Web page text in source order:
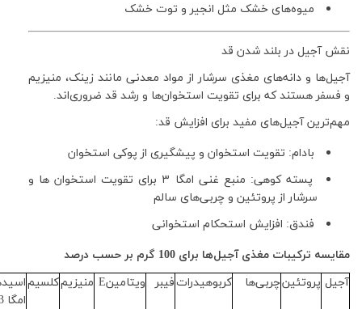
میوه‌های خشک مثل انجیر و توت خشک
نقش آجیل در بلند شدن قد
آجیل‌ها و دانه‌های مغذی سرشار از مواد معدنی مانند زینک، منیزیم
و فسفر هستند که برای تقویت استخوان‌ها و رشد قد ضروری‌اند.
مهم‌ترین آجیل‌های مفید برای افزایش قد:
بادام: تقویت استخوان و پیشگیری از پوکی استخوان
پسته کوهی: منبع غنی امگا ۳ برای تقویت استخوان ها و
سرشار از پروتئین و چربی‌های سالم
فندق: افزایش استحکام استخوانی
مقایسه ترکیبات مغذی آجیل‌ها برای 100 گرم بر حسب درصد
آجیل پروتئینچربی‌ها کربوهیدراتفیبر ویتامینE منیزیمکلسیم
امگا 3